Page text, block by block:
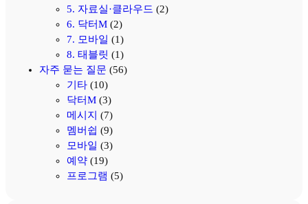
5. 자료실·클라우드 (2)
6. 닥터M(2)
7. 모바일 (1)
8. 태블릿 (1)
자주 묻는 질문 (56)
기타(10)
닥터M(3)
메시지 (7)
멤버쉽 (9)
모바일 (3)
예약(19)
프로그램 (5)